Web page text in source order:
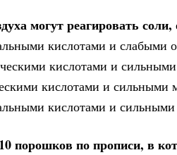
могут реагировать
кислотами и слабыми
кислотами и
кислотами и
кислотами и
порошков по прописи, в